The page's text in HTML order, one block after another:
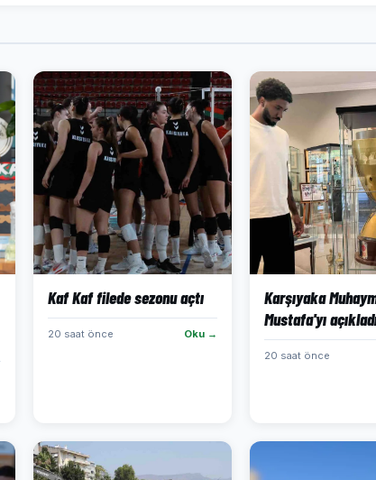
Kaf Kaf filede sezonu açtı
20 saat önce Oku →
Karşıyaka
Mustafa'yı
20 saat önce